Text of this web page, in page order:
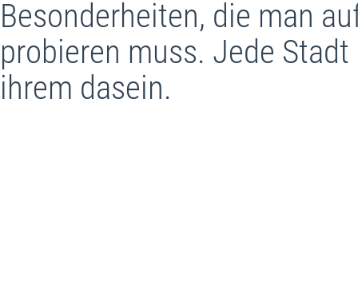
Besonderheiten, die man
probieren muss. Jede
ihrem dasein.